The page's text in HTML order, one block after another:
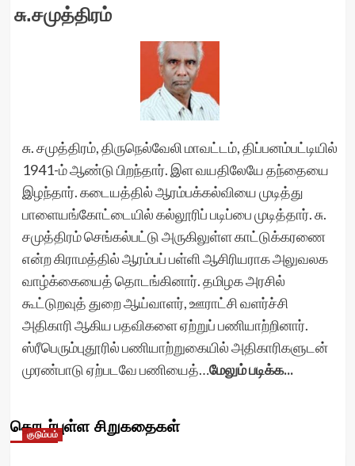
சு.சமுத்திரம்
சு. சமுத்திரம், திருநெல்வேலி மாவட்டம், திப்பனம்பட்டியில்
1941-ம் ஆண்டு பிறந்தார். இள வயதிலேயே தந்தையை
இழந்தார். கடையத்தில் ஆரம்பக்கல்வியை முடித்து
பாளையங்கோட்டையில் கல்லூரிப் படிப்பை முடித்தார். சு.
சமுத்திரம் செங்கல்பட்டு அருகிலுள்ள காட்டுக்கரணை
என்ற கிராமத்தில் ஆரம்பப் பள்ளி ஆசிரியராக அலுவலக
வாழ்க்கையைத் தொடங்கினார். தமிழக அரசில்
கூட்டுறவுத் துறை ஆய்வாளர், ஊராட்சி வளர்ச்சி
அதிகாரி ஆகிய பதவிகளை ஏற்றுப் பணியாற்றினார்.
ஸ்ரீபெரும்புதூரில் பணியாற்றுகையில் அதிகாரிகளுடன்
முரண்பாடு ஏற்படவே பணியைத்…மேலும் படிக்க...
தொடர்புள்ள சிறுகதைகள்
குடும்பம்